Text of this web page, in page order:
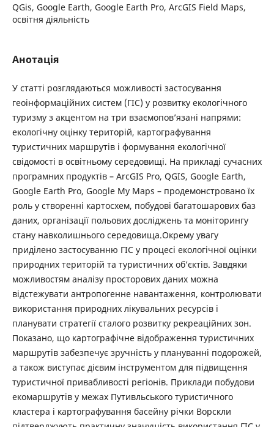
QGis, Google Earth, Google Earth Pro, ArcGIS Field Maps,
освітня діяльність
Анотація
У статті розглядаються можливості застосування
геоінформаційних систем (ГІС) у розвитку екологічного
туризму з акцентом на три взаємопов’язані напрями:
екологічну оцінку територій, картографування
туристичних маршрутів і формування екологічної
свідомості в освітньому середовищі. На прикладі сучасних
програмних продуктів – ArcGIS Pro, QGIS, Google Earth,
Google Earth Pro, Google My Maps – продемонстровано їх
роль у створенні картосхем, побудові багатошарових баз
даних, організації польових досліджень та моніторингу
стану навколишнього середовища.Окрему увагу
приділено застосуванню ГІС у процесі екологічної оцінки
природних територій та туристичних об’єктів. Завдяки
можливостям аналізу просторових даних можна
відстежувати антропогенне навантаження, контролювати
використання природних лікувальних ресурсів і
планувати стратегії сталого розвитку рекреаційних зон.
Показано, що картографічне відображення туристичних
маршрутів забезпечує зручність у плануванні подорожей,
а також виступає дієвим інструментом для підвищення
туристичної привабливості регіонів. Приклади побудови
екомаршрутів у межах Путивльського туристичного
кластера і картографування басейну річки Ворскли